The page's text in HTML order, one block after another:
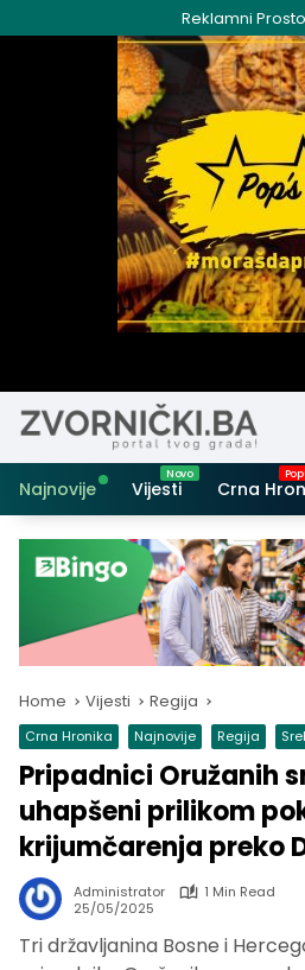
to
Reklamni
Najnovije Vijesti Crna
Home Vijesti Regija
Crna Hronika Najnovije Regija
Pripadnici Oružanih
uhapšeni prilikom
krijumčarenja preko
Administrator
1 Min Read
25/05/2025
Tri državljanina Bosne i